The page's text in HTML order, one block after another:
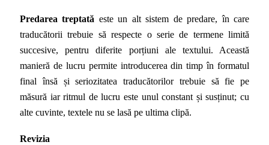
Predarea treptată este un alt sistem de predare, în care
traducătorii trebuie să respecte o serie de termene limită
succesive, pentru diferite porțiuni ale textului. Această
manieră de lucru permite introducerea din timp în formatul
final însă și seriozitatea traducătorilor trebuie să fie pe
măsură iar ritmul de lucru este unul constant și susținut; cu
alte cuvinte, textele nu se lasă pe ultima clipă.
Revizia